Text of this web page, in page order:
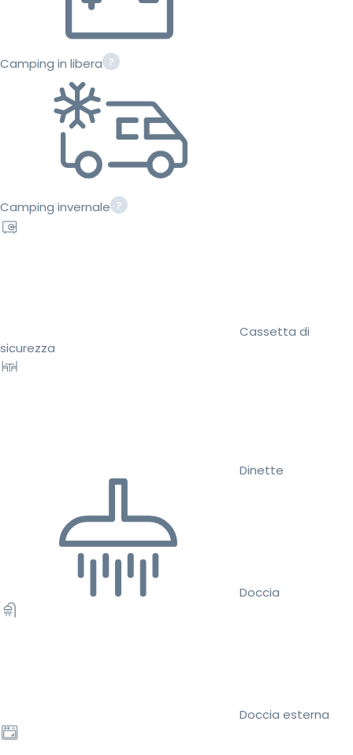
Camping in libera
Camping invernale
Cassetta di
sicurezza
Dinette
Doccia
Doccia esterna